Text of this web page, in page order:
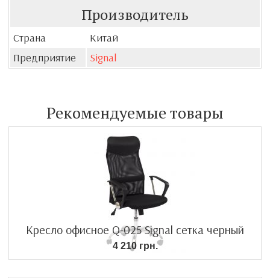
Производитель
Страна
Китай
Предприятие
Signal
Рекомендуемые товары
Кресло офисное Q-025 Signal сетка черный
4 210 грн.